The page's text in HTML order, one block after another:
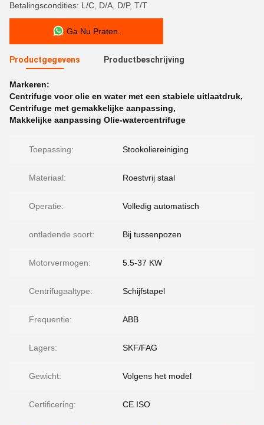
Betalingscondities: L/C, D/A, D/P, T/T
Ga Nu Praten.
Productgegevens Productbeschrijving
Markeren:
Centrifuge voor olie en water met een stabiele uitlaatdruk,
Centrifuge met gemakkelijke aanpassing,
Makkelijke aanpassing Olie-watercentrifuge
Toepassing: Stookoliereiniging
Materiaal: Roestvrij staal
Operatie: Volledig automatisch
ontladende soort: Bij tussenpozen
Motorvermogen: 5.5-37 KW
Centrifugaaltype: Schijfstapel
Frequentie: ABB
Lagers: SKF/FAG
Gewicht: Volgens het model
Certificering: CE ISO